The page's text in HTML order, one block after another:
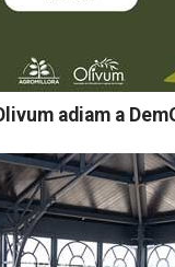
adiam a